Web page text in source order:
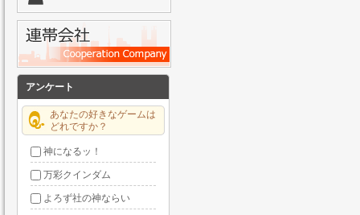
アンケート
あなたの好きなゲームは
どれですか？
神になるッ！
万彩クインダム
よろず社の神ならい